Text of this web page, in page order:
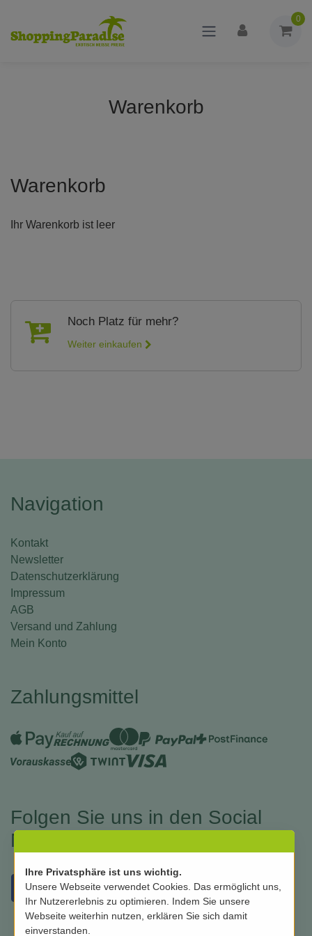
0
Warenkorb
Warenkorb
Ihr Warenkorb ist leer
Noch Platz für mehr?
Weiter einkaufen
Navigation
Kontakt
Newsletter
Datenschutzerklärung
Impressum
AGB
Versand und Zahlung
Mein Konto
Zahlungsmittel
Folgen Sie uns in den Social
Medias
Ihre Privatsphäre ist uns wichtig.
Unsere Webseite verwendet Cookies. Das ermöglicht uns,
Ihr Nutzererlebnis zu optimieren. Indem Sie unsere
Webseite weiterhin nutzen, erklären Sie sich damit
einverstanden.